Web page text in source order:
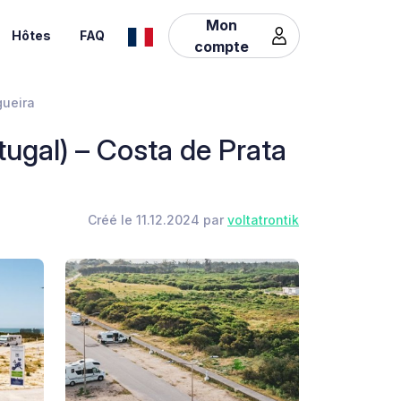
Hôtes FAQ
Mon
compte
– Costa de Prata
Créé le 11.12.2024 par voltatrontik